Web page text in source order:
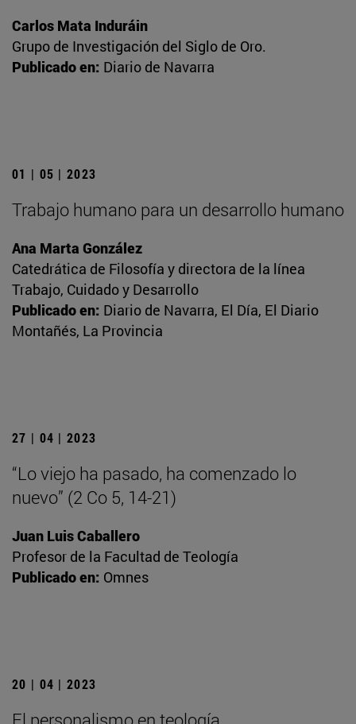
Carlos Mata Induráin
Grupo de Investigación del Siglo de Oro.
Publicado en: Diario de Navarra
01 | 05 | 2023
Trabajo humano para un desarrollo humano
Ana Marta González
Catedrática de Filosofía y directora de la línea
Trabajo, Cuidado y Desarrollo
Publicado en: Diario de Navarra, El Día, El Diario
Montañés, La Provincia
27 | 04 | 2023
“Lo viejo ha pasado, ha comenzado lo
nuevo” (2 Co 5, 14-21)
Juan Luis Caballero
Profesor de la Facultad de Teología
Publicado en: Omnes
20 | 04 | 2023